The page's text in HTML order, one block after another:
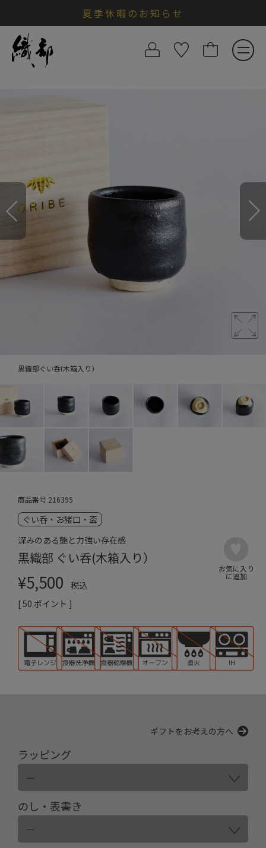
夏季休暇のお知らせ
黒織部ぐい呑(木箱入り）
商品番号 216395
ぐい呑・お猪口・盃
深みのある艶と力強い存在感
黒織部 ぐい呑(木箱入り）
¥5,500
税込
[50 ポイント ]
ギフトをお考えの方へ
ラッピング
のし・表書き